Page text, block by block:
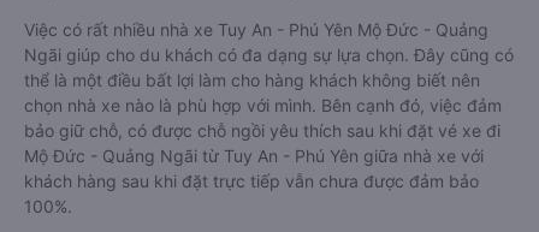
Phương Trang 07:00 - 20:00
Quý Thảo (Đà
Nẵng)
22:30 - 22:30 QL1A
Cách đặt vé xe khách đi Mộ Đức - Quảng Ngãi từ